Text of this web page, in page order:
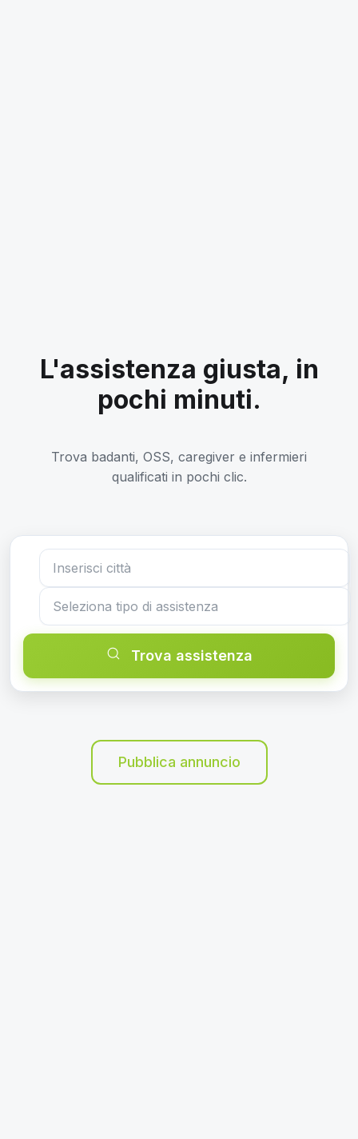
L'assistenza giusta, in
pochi minuti.
Trova badanti, OSS, caregiver e infermieri
qualificati in pochi clic.
Trova assistenza
Pubblica annuncio